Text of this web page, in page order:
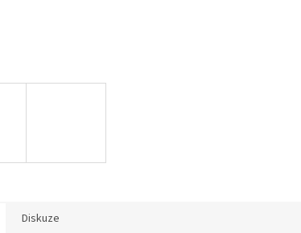
Diskuze